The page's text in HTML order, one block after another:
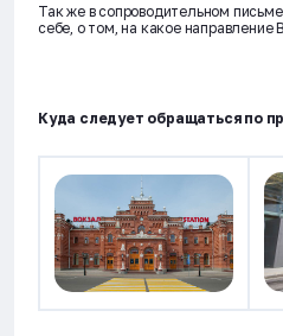
Так же в сопроводительном
себе, о том, на какое направление
Куда следует обращаться по